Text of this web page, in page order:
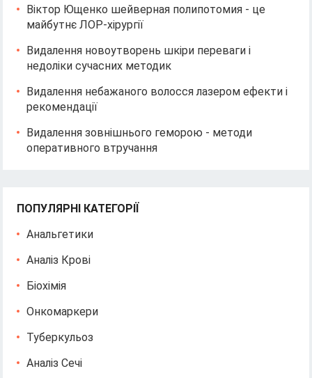
Віктор Ющенко шейверная полипотомия - це
майбутнє ЛОР-хірургії
Видалення новоутворень шкіри переваги і
недоліки сучасних методик
Видалення небажаного волосся лазером ефекти і
рекомендації
Видалення зовнішнього геморою - методи
оперативного втручання
ПОПУЛЯРНІ КАТЕГОРІЇ
Анальгетики
Аналіз Крові
Біохімія
Онкомаркери
Туберкульоз
Аналіз Сечі